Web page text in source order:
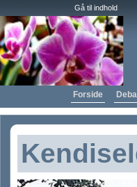
Gå til indhold
Forside